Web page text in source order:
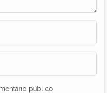
público